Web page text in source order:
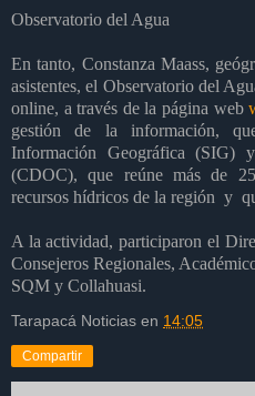
Observatorio del Agua
En tanto, Constanza Maass,
asistentes, el Observatorio del
online, a través de la página web
gestión de la información,
Información Geográfica (SIG)
(CDOC), que reúne más de
recursos hídricos de la región y
A la actividad, participaron el
Consejeros Regionales,
SQM y Collahuasi.
Tarapacá Noticias en 14:05
Compartir